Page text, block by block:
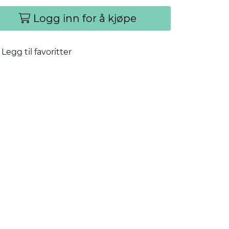
Logg inn for å kjøpe
Legg til favoritter